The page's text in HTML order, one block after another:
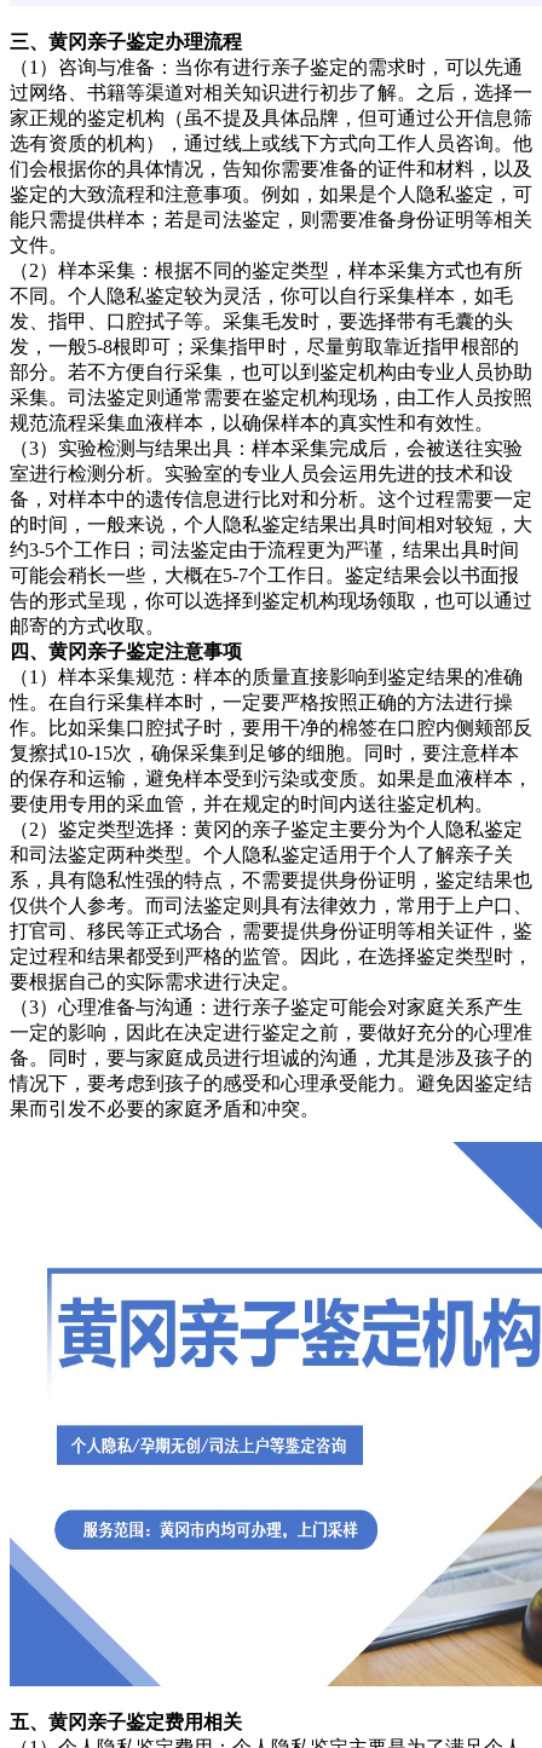
三、黄冈亲子鉴定办理流程
（1）咨询与准备：当你有进行亲子鉴定的需求时，可以先通
过网络、书籍等渠道对相关知识进行初步了解。之后，选择一
家正规的鉴定机构（虽不提及具体品牌，但可通过公开信息筛
选有资质的机构），通过线上或线下方式向工作人员咨询。他
们会根据你的具体情况，告知你需要准备的证件和材料，以及
鉴定的大致流程和注意事项。例如，如果是个人隐私鉴定，可
能只需提供样本；若是司法鉴定，则需要准备身份证明等相关
文件。
（2）样本采集：根据不同的鉴定类型，样本采集方式也有所
不同。个人隐私鉴定较为灵活，你可以自行采集样本，如毛
发、指甲、口腔拭子等。采集毛发时，要选择带有毛囊的头
发，一般5-8根即可；采集指甲时，尽量剪取靠近指甲根部的
部分。若不方便自行采集，也可以到鉴定机构由专业人员协助
采集。司法鉴定则通常需要在鉴定机构现场，由工作人员按照
规范流程采集血液样本，以确保样本的真实性和有效性。
（3）实验检测与结果出具：样本采集完成后，会被送往实验
室进行检测分析。实验室的专业人员会运用先进的技术和设
备，对样本中的遗传信息进行比对和分析。这个过程需要一定
的时间，一般来说，个人隐私鉴定结果出具时间相对较短，大
约3-5个工作日；司法鉴定由于流程更为严谨，结果出具时间
可能会稍长一些，大概在5-7个工作日。鉴定结果会以书面报
告的形式呈现，你可以选择到鉴定机构现场领取，也可以通过
邮寄的方式收取。
四、黄冈亲子鉴定注意事项
（1）样本采集规范：样本的质量直接影响到鉴定结果的准确
性。在自行采集样本时，一定要严格按照正确的方法进行操
作。比如采集口腔拭子时，要用干净的棉签在口腔内侧颊部反
复擦拭10-15次，确保采集到足够的细胞。同时，要注意样本
的保存和运输，避免样本受到污染或变质。如果是血液样本，
要使用专用的采血管，并在规定的时间内送往鉴定机构。
（2）鉴定类型选择：黄冈的亲子鉴定主要分为个人隐私鉴定
和司法鉴定两种类型。个人隐私鉴定适用于个人了解亲子关
系，具有隐私性强的特点，不需要提供身份证明，鉴定结果也
仅供个人参考。而司法鉴定则具有法律效力，常用于上户口、
打官司、移民等正式场合，需要提供身份证明等相关证件，鉴
定过程和结果都受到严格的监管。因此，在选择鉴定类型时，
要根据自己的实际需求进行决定。
（3）心理准备与沟通：进行亲子鉴定可能会对家庭关系产生
一定的影响，因此在决定进行鉴定之前，要做好充分的心理准
备。同时，要与家庭成员进行坦诚的沟通，尤其是涉及孩子的
情况下，要考虑到孩子的感受和心理承受能力。避免因鉴定结
果而引发不必要的家庭矛盾和冲突。
五、黄冈亲子鉴定费用相关